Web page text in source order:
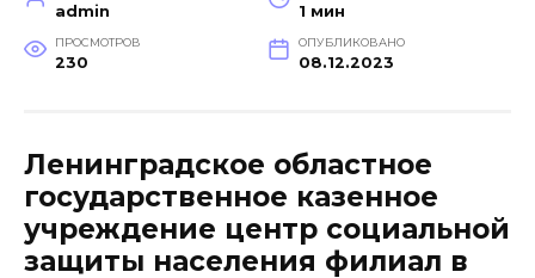
admin 1 мин
ПРОСМОТРОВ
230
ОПУБЛИКОВАНО
08.12.2023
Ленинградское областное
государственное казенное
учреждение центр социальной
защиты населения филиал в